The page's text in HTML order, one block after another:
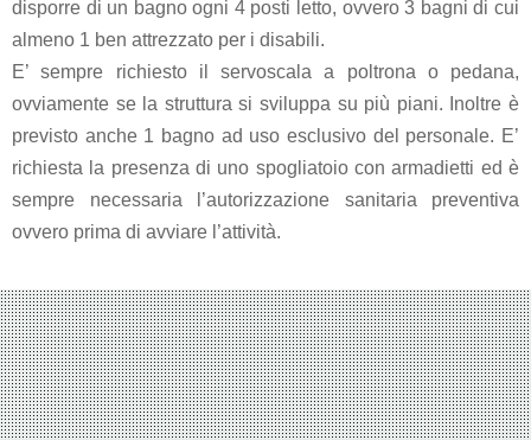
disporre di un bagno ogni 4 posti letto, ovvero 3 bagni di cui
almeno 1 ben attrezzato per i disabili.
E’ sempre richiesto il servoscala a poltrona o pedana,
ovviamente se la struttura si sviluppa su più piani. Inoltre è
previsto anche 1 bagno ad uso esclusivo del personale. E’
richiesta la presenza di uno spogliatoio con armadietti ed è
sempre necessaria l’autorizzazione sanitaria preventiva
ovvero prima di avviare l’attività.
Formula
Corner
Formula
Formula
Famiglia
Formula
Comunità
Alloggio